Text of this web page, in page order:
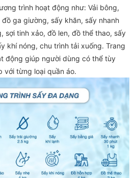
trình hoạt động như: Vải bông,
ga giường, sấy khăn, sấy nhanh
sợi tinh xảo, đồ len, đồ thể thao, sấy
khí nóng, chu trình tải xuống. Trang
động giúp người dùng có thể tùy
với từng loại quần áo.